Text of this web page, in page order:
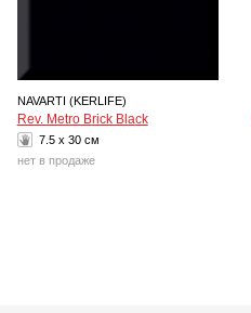
NAVARTI (KERLIFE)
Rev. Metro Brick Black
7.5 x 30 см
нет в продаже